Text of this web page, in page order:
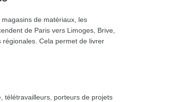
de matériaux, les
de Paris vers Limoges, Brive,
Cela permet de livrer
télétravailleurs, porteurs de projets